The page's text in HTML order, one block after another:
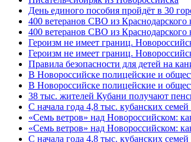
День единого пособия пройдёт в 30
400 ветеранов СВО из
400 ветеранов СВО из
Героизм не имеет границ.
Героизм не имеет границ.
Правила безопасности для детей на
В Новороссийске полицейские и
В Новороссийске полицейские и
38 тыс. жителей Кубани получают
С начала года 4,8 тыс. кубанских
«Семь ветров» над Новороссийском:
«Семь ветров» над Новороссийском:
С начала года 4,8 тыс. кубанских